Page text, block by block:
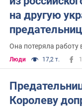
на другую
Она потеряла
Люди 17,2 т.
Королеву